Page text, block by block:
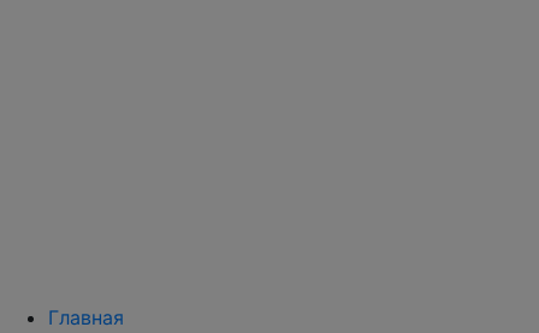
Главная